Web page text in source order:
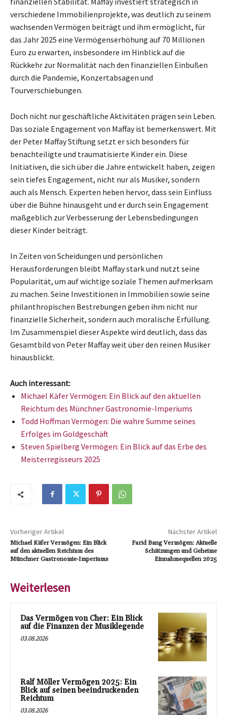
verschiedene Immobilienprojekte, was deutlich zu seinem
wachsenden Vermögen beiträgt und ihm ermöglicht, für
das Jahr 2025 eine Vermögenserhöhung auf 70 Millionen
Euro zu erwarten, insbesondere im Hinblick auf die
Rückkehr zur Normalität nach den finanziellen Einbußen
durch die Pandemie, Konzertabsagen und
Tourverschiebungen.
Doch nicht nur geschäftliche Aktivitäten prägen sein Leben.
Das soziale Engagement von Maffay ist bemerkenswert. Mit
der Peter Maffay Stiftung setzt er sich besonders für
benachteiligte und traumatisierte Kinder ein. Diese
Initiativen, die sich über die Jahre entwickelt haben, zeigen
sein tiefes Engagement, nicht nur als Musiker, sondern
auch als Mensch. Experten heben hervor, dass sein Einfluss
über die Bühne hinausgeht und er durch sein Engagement
maßgeblich zur Verbesserung der Lebensbedingungen
dieser Kinder beiträgt.
In Zeiten von Scheidungen und persönlichen
Herausforderungen bleibt Maffay stark und nutzt seine
Popularität, um auf wichtige soziale Themen aufmerksam
zu machen. Seine Investitionen in Immobilien sowie seine
philanthropischen Bestrebungen geben ihm nicht nur
finanzielle Sicherheit, sondern auch moralische Erfüllung.
Im Zusammenspiel dieser Aspekte wird deutlich, dass das
Gesamtbild von Peter Maffay weit über den reinen Musiker
hinausblickt.
Auch interessant:
Michael Käfer Vermögen: Ein Blick auf den aktuellen
Reichtum des Münchner Gastronomie-Imperiums
Todd Hoffman Vermögen: Die wahre Summe seines
Erfolges im Goldgeschäft
Steven Spielberg Vermögen: Ein Blick auf das Erbe des
Meisterregisseurs 2025
Vorheriger Artikel
Michael Käfer Vermögen: Ein Blick
auf den aktuellen Reichtum des
Münchner Gastronomie-Imperiums
Nächster Artikel
Farid Bang Vermögen: Aktuelle
Schätzungen und Geheime
Einnahmequellen 2025
Weiterlesen
Das Vermögen von Cher: Ein Blick
auf die Finanzen der Musiklegende
03.08.2026
Ralf Möller Vermögen 2025: Ein
Blick auf seinen beeindruckenden
Reichtum
03.08.2026